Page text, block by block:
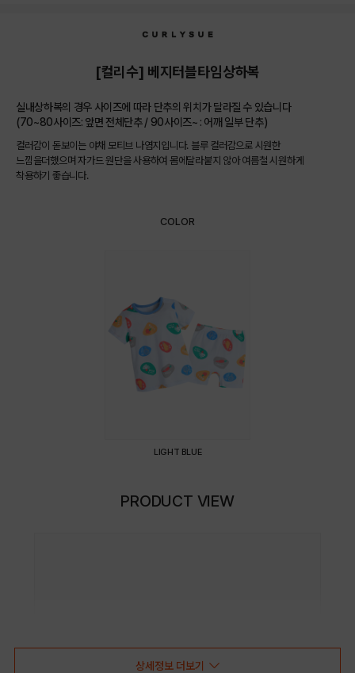
[컬리수] 베지터블타임상하복
실내상하복의 경우 사이즈에 따라 단추의 위치가 달라질 수 있습니다
(70~80사이즈: 앞면 전체단추 / 90사이즈~ : 어깨 일부 단추)
컬러감이 돋보이는 야채 모티브 나염지입니다. 블루 컬러감으로 시원한
느낌을더했으며 자가드 원단을 사용하여 몸에달라붙지 않아 여름철 시원하게
착용하기 좋습니다.
COLOR
LIGHT BLUE
PRODUCT VIEW
상세정보 더보기